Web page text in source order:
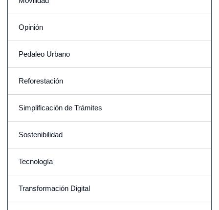
Opinión
Pedaleo Urbano
Reforestación
Simplificación de Trámites
Sostenibilidad
Tecnología
Transformación Digital